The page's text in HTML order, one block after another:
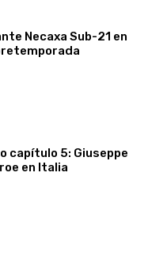
Necaxa Sub-21 en
capítulo 5: Giuseppe
en Italia